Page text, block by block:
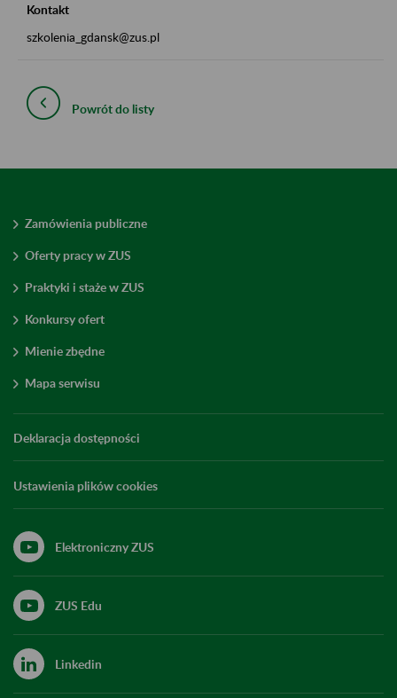
Kontakt
szkolenia_gdansk@zus.pl
Powrót do listy
Zamówienia publiczne
Oferty pracy w ZUS
Praktyki i staże w ZUS
Konkursy ofert
Mienie zbędne
Mapa serwisu
Deklaracja dostępności
Ustawienia plików cookies
Elektroniczny ZUS
ZUS Edu
Linkedin